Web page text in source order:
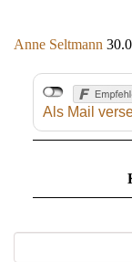
Anne Seltmann
Als Mail